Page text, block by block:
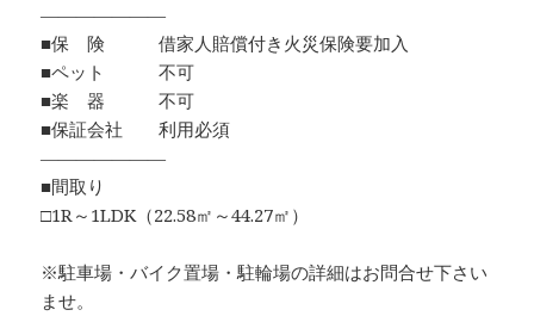
―――――――
■保 険 借家人賠償付き火災保険要加入
■ペット 不可
■楽 器 不可
■保証会社 利用必須
―――――――
■間取り
□1R～1LDK（22.58㎡～44.27㎡）
※駐車場・バイク置場・駐輪場の詳細はお問合せ下さい
ませ。